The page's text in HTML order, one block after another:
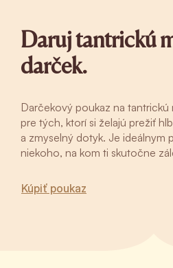
Daruj tantrickú
darček.
Darčekový poukaz na
pre tých, ktorí si želajú prežiť
a zmyselný dotyk. Je ideálnym
niekoho, na kom ti skutočne
Kúpiť poukaz